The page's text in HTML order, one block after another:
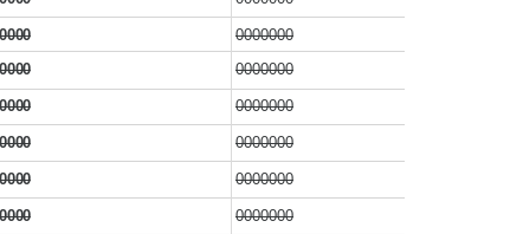
0000000
0000000
0000000
0000000
0000000
0000000